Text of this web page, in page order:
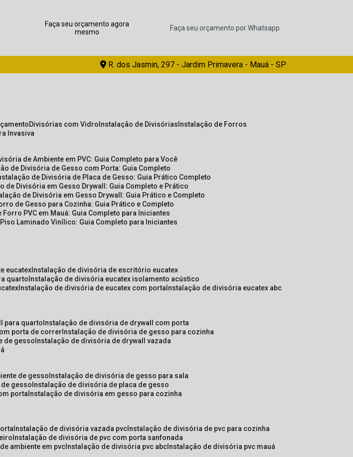
Faça seu orçamento agora
mesmo
Faça seu orçamento por Whatsapp
R. dos Jasmin, 297 - Jardim Primavera - Mauá - SP
Divisórias com Vidro Instalação de Divisórias Instalação de Forros
Invasiva
de Ambiente em PVC: Guia Completo para Você
de Divisória de Gesso com Porta: Guia Completo
de Divisória de Placa de Gesso: Guia Prático Completo
de Divisória em Gesso Drywall: Guia Completo e Prático
de Divisória em Gesso Drywall: Guia Prático e Completo
de Gesso para Cozinha: Guia Prático e Completo
Forro PVC em Mauá: Guia Completo para Iniciantes
Laminado Vinílico: Guia Completo para Iniciantes
eucatex instalação de divisória de escritório eucatex
quarto instalação de divisória eucatex isolamento acústico
instalação de divisória de eucatex com porta instalação de divisória eucatex abc
para quarto instalação de divisória de drywall com porta
porta de correr instalação de divisória de gesso para cozinha
de gesso instalação de divisória de drywall vazada
de gesso instalação de divisória de gesso para sala
gesso instalação de divisória de placa de gesso
porta instalação de divisória em gesso para cozinha
instalação de divisória vazada pvc instalação de divisória de pvc para cozinha
instalação de divisória de pvc com porta sanfonada
ambiente em pvc instalação de divisória pvc abc instalação de divisória pvc mauá